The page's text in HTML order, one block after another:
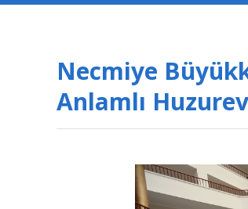
Necmiye
Anlamlı